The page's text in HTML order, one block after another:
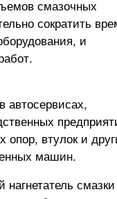
смазочных
сократить
и
автосервисах,
втулок и
машин.
смазки